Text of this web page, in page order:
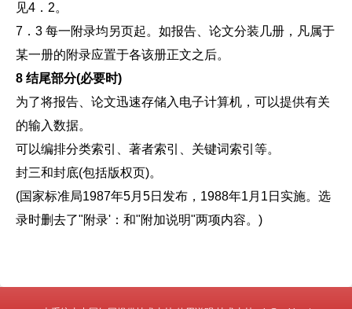
见4．2。
7．3 每一附录均另页起。如报告、论文分装几册，凡属于
某一册的附录应置于各该册正文之后。
8 结尾部分(必要时)
为了将报告、论文迅速存储入电子计算机，可以提供有关
的输入数据。
可以编排分类索引、著者索引、关键词索引等。
封三和封底(包括版权页)。
(国家标准局1987年5月5日发布，1988年1月1日实施。选
录时删去了"附录'：和"附加说明"两项内容。)